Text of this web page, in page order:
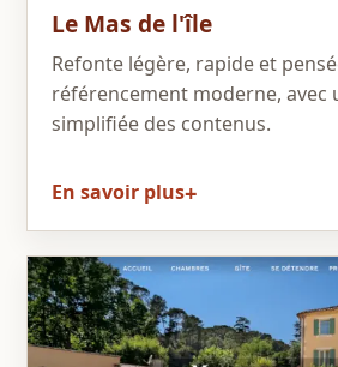
Le Mas de l'île
Refonte légère, rapide et
référencement moderne, avec
simplifiée des contenus.
En savoir plus